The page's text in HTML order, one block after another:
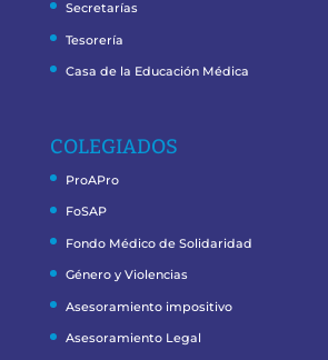
Secretarías
Tesorería
Casa de la Educación Médica
COLEGIADOS
ProAPro
FoSAP
Fondo Médico de Solidaridad
Género y Violencias
Asesoramiento impositivo
Asesoramiento Legal